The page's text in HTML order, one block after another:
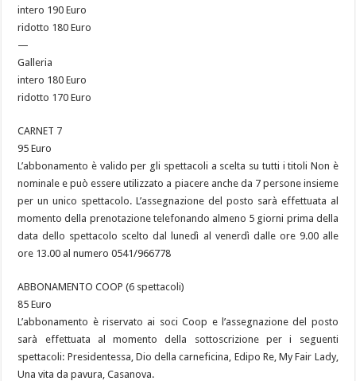
intero 190 Euro
ridotto 180 Euro
—
Galleria
intero 180 Euro
ridotto 170 Euro
CARNET 7
95 Euro
L’abbonamento è valido per gli spettacoli a scelta su tutti i titoli Non è
nominale e può essere utilizzato a piacere anche da 7 persone insieme
per un unico spettacolo. L’assegnazione del posto sarà effettuata al
momento della prenotazione telefonando almeno 5 giorni prima della
data dello spettacolo scelto dal lunedì al venerdì dalle ore 9.00 alle
ore 13.00 al numero 0541/966778
ABBONAMENTO COOP (6 spettacoli)
85 Euro
L’abbonamento è riservato ai soci Coop e l’assegnazione del posto
sarà effettuata al momento della sottoscrizione per i seguenti
spettacoli: Presidentessa, Dio della carneficina, Edipo Re, My Fair Lady,
Una vita da pavura, Casanova.